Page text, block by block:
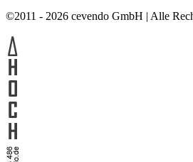
©2011 - 2026 cevendo GmbH | Alle